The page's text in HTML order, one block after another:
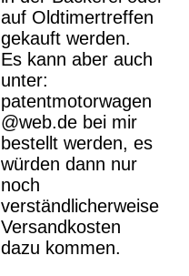
auf Oldtimertreffen
gekauft werden.
Es kann aber auch
unter:
patentmotorwagen
@web.de bei mir
bestellt werden, es
würden dann nur
noch
verständlicherweise
Versandkosten
dazu kommen.